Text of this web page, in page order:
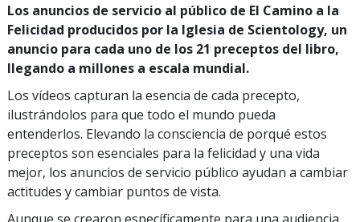
Los anuncios de servicio al público de El Camino a la
Felicidad producidos por la Iglesia de Scientology, un
anuncio para cada uno de los 21 preceptos del libro,
llegando a millones a escala mundial.
Los vídeos capturan la esencia de cada precepto,
ilustrándolos para que todo el mundo pueda
entenderlos. Elevando la consciencia de porqué estos
preceptos son esenciales para la felicidad y una vida
mejor, los anuncios de servicio público ayudan a cambiar
actitudes y cambiar puntos de vista.